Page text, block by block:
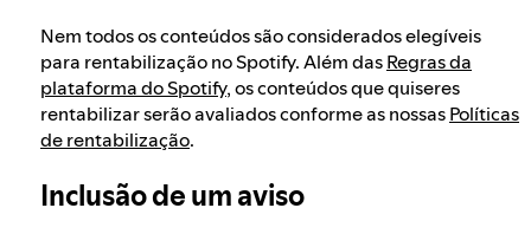
Nem todos os conteúdos são considerados elegíveis
para rentabilização no Spotify. Além dasRegras da
plataforma do Spotify, os conteúdos que quiseres
rentabilizar serão avaliados conforme as nossasPolíticas
de rentabilização.
Inclusão de um aviso